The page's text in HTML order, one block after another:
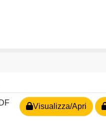
Visualizza/Apri